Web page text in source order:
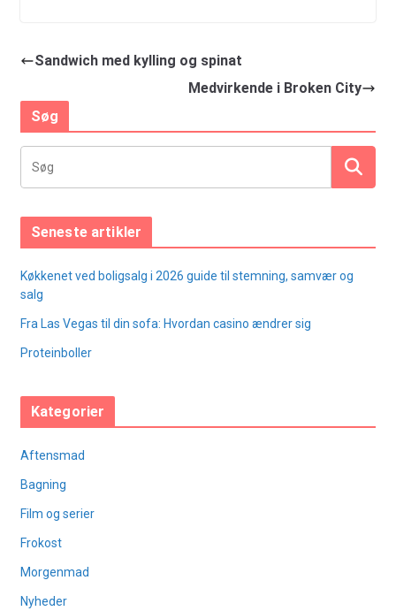
Sandwich med kylling og spinat
Medvirkende i Broken City
Søg
Seneste artikler
Køkkenet ved boligsalg i 2026 guide til stemning, samvær og
salg
Fra Las Vegas til din sofa: Hvordan casino ændrer sig
Proteinboller
Kategorier
Aftensmad
Bagning
Film og serier
Frokost
Morgenmad
Nyheder